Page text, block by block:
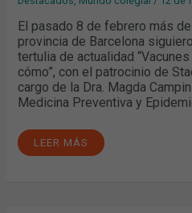
El pasado 8 de febrero más
provincia de Barcelona
tertulia de actualidad
cómo”, con el patrocinio de
cargo de la Dra. Magda
Medicina Preventiva y
LEER MÁS